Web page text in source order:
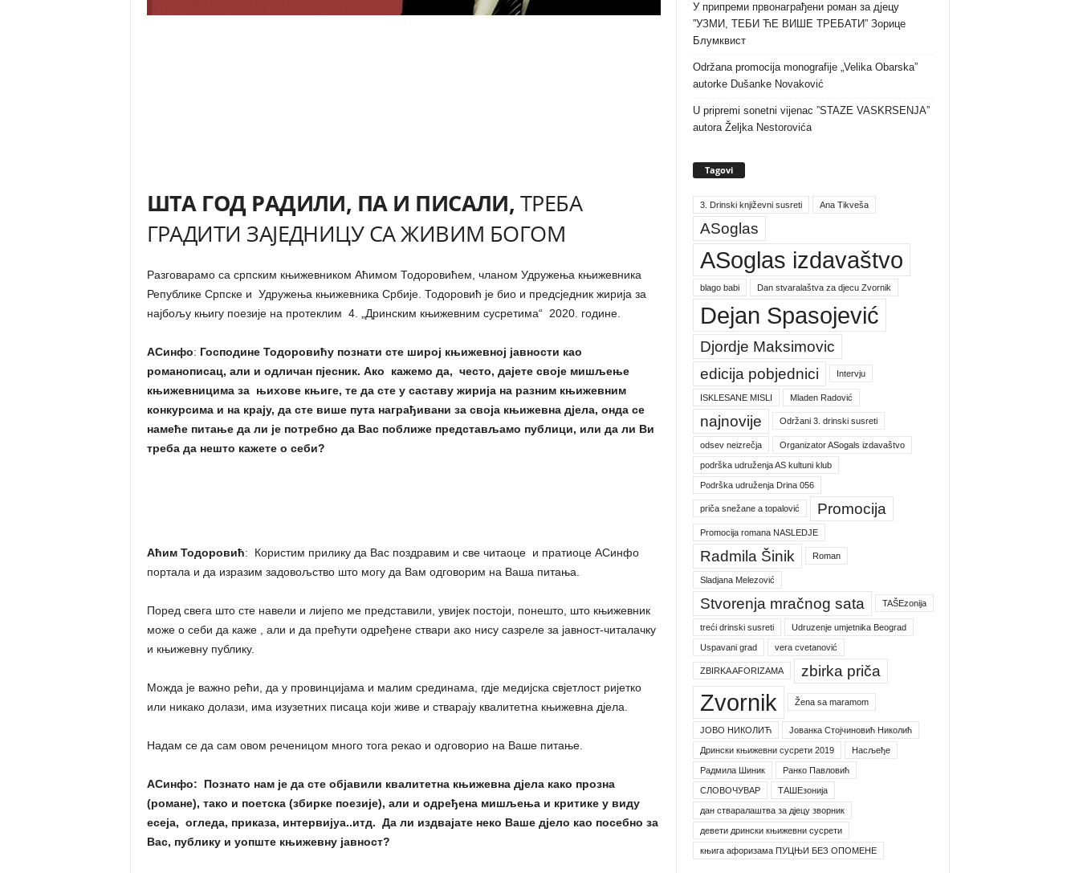
ШТА ГОД РАДИЛИ, ПА И ПИСАЛИ, ТРЕБА
ГРАДИТИ ЗАЈЕДНИЦУ СА ЖИВИМ БОГОМ
Разговарамо са српским књижевником Аћимом Тодоровићем, чланом Удружења књижевника
Републике Српске и Удружења књижевника Србије. Тодоровић је био и предсједник жирија за
најбољу књигу поезије на протеклим 4. „Дринским књижевним сусретима“ 2020. године.
АСинфо: Господине Тодоровићу познати сте широј књижевној јавности као
романописац, али и одличан пјесник. Ако кажемо да, често, дајете своје мишљење
књижевницима за њихове књиге, те да сте у саставу жирија на разним књижевним
конкурсима и на крају, да сте више пута награђивани за своја књижевна дјела, онда се
намеће питање да ли је потребно да Вас поближе представљамо публици, или да ли Ви
треба да нешто кажете о себи?
Аћим Тодоровић: Користим прилику да Вас поздравим и све читаоце и пратиоце АСинфо
портала и да изразим задовољство што могу да Вам одговорим на Ваша питања.
Поред свега што сте навели и лијепо ме представили, увијек постоји, понешто, што књижевник
може о себи да каже , али и да прећути одређене ствари ако нису сазреле за јавност-читалачку
и књижевну публику.
Можда је важно рећи, да у провинцијама и малим срединама, гдје медијска свјетлост ријетко
или никако долази, има изузетних писаца који живе и стварају квалитетна књижевна дјела.
Надам се да сам овом реченицом много тога рекао и одговорио на Ваше питање.
АСинфо: Познато нам је да сте објавили квалитетна књижевна дјела како прозна
(романе), тако и поетска (збирке поезије), али и одређена мишљења и критике у виду
есеја, огледа, приказа, интервијуа..итд. Да ли издвајате неко Ваше дјело као посебно за
Вас, публику и уопште књижевну јавност?
У припреми првонаграђени роман за дјецу
”УЗМИ, ТЕБИ ЋЕ ВИШЕ ТРЕБАТИ” Зорице
Блумквист
Održana promocija monografije „Velika Obarska”
autorke Dušanke Novaković
U pripremi sonetni vijenac ”STAZE VASKRSENJA”
autora Željka Nestorovića
Tagovi
3. Drinski književni susreti Ana Tikveša
ASoglas
ASoglas izdavaštvo
blago babi Dan stvaralaštva za djecu Zvornik
Dejan Spasojević
Djordje Maksimovic
edicija pobjednici
Intervju
ISKLESANE MISLI Mladen Radović
najnovije Održani 3. drinski susreti
odsev neizrečja Organizator ASogals izdavaštvo
podrška udruženja AS kultuni klub
Podrška udruženja Drina 056
priča snežane a topalović Promocija
Promocija romana NASLEDJE
Radmila Šinik Roman
Sladjana Melezović
Stvorenja mračnog sata TAŠEzonija
treći drinski susreti Udruzenje umjetnika Beograd
Uspavani grad vera cvetanović
ZBIRKA AFORIZAMA zbirka priča
Zvornik Žena sa maramom
ЈОВО НИКОЛИЋ Јованка Стојчиновић Николић
Дрински књижевни сусрети 2019 Насљеђе
Радмила Шиник Ранко Павловић
СЛОВОЧУВАР ТАШЕзонија
дан стваралаштва за дјецу зворник
девети дрински књижевни сусрети
књига афоризама ПУЦЊИ БЕЗ ОПОМЕНЕ